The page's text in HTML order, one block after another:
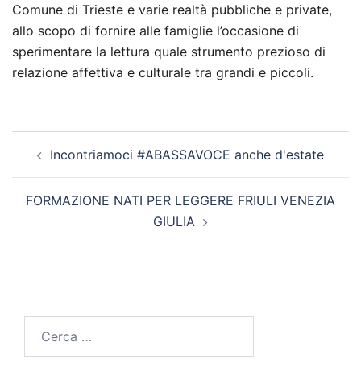
Comune di Trieste e varie realtà pubbliche e private,
allo scopo di fornire alle famiglie l’occasione di
sperimentare la lettura quale strumento prezioso di
relazione affettiva e culturale tra grandi e piccoli.
articolo
Incontriamoci #ABASSAVOCE anche d'estate
FORMAZIONE NATI PER LEGGERE FRIULI VENEZIA
GIULIA
per: